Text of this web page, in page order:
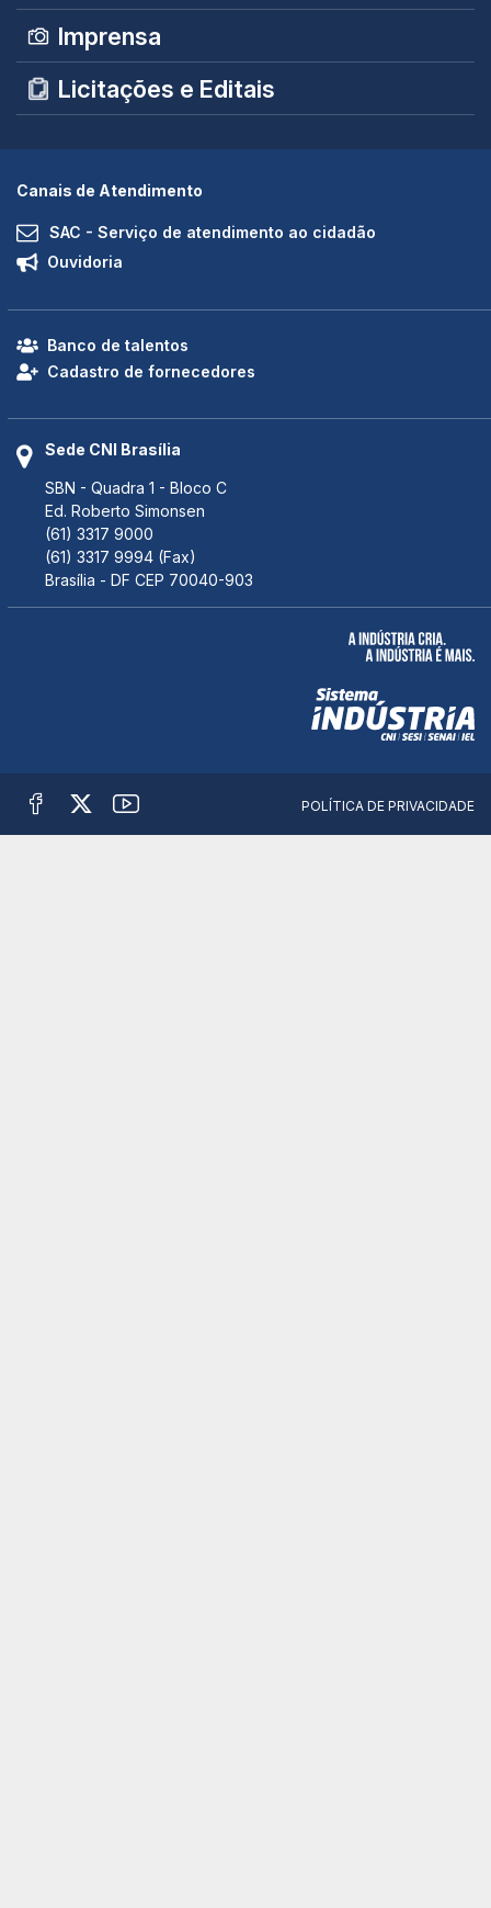
Imprensa
Licitações e Editais
Canais de Atendimento
SAC - Serviço de atendimento ao cidadão
Ouvidoria
Banco de talentos
Cadastro de fornecedores
Sede CNI Brasília
SBN - Quadra 1 - Bloco C
Ed. Roberto Simonsen
(61) 3317 9000
(61) 3317 9994 (Fax)
Brasília - DF CEP 70040-903
POLÍTICA DE PRIVACIDADE